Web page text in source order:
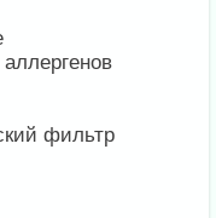
фильтр